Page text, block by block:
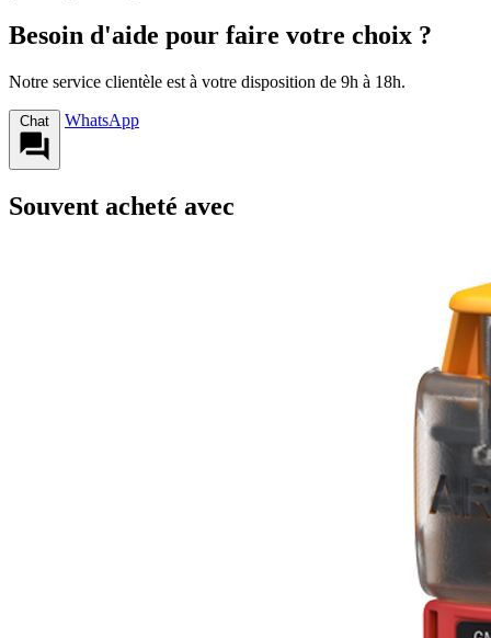
Besoin d'aide pour faire votre choix ?
Notre service clientèle est à votre disposition de 9h à 18h.
Chat WhatsApp
Souvent acheté avec